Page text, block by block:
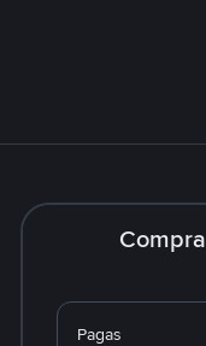
Compra
Pagas